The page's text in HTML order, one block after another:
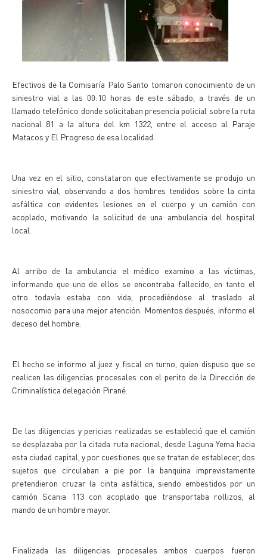
Efectivos de la Comisaría Palo Santo tomaron conocimiento de un
siniestro vial a las 00:10 horas de este sábado, a través de un
llamado telefónico donde solicitaban presencia policial sobre la ruta
nacional 81 a la altura del km 1322, entre el acceso al Paraje
Matacos y El Progreso de esa localidad.
Una vez en el sitio, constataron que efectivamente se produjo un
siniestro vial, observando a dos hombres tendidos sobre la cinta
asfáltica con evidentes lesiones en el cuerpo y un camión con
acoplado, motivando la solicitud de una ambulancia del hospital
local.
Al arribo de la ambulancia el médico examino a las víctimas,
informando que uno de ellos se encontraba fallecido, en tanto el
otro todavía estaba con vida, procediéndose al traslado al
nosocomio para una mejor atención. Momentos después, informo el
deceso del hombre.
El hecho se informo al juez y fiscal en turno, quien dispuso que se
realicen las diligencias procesales con el perito de la Dirección de
Criminalística delegación Pirané.
De las diligencias y pericias realizadas se estableció que el camión
se desplazaba por la citada ruta nacional, desde Laguna Yema hacia
esta ciudad capital, y por cuestiones que se tratan de establecer, dos
sujetos que circulaban a pie por la banquina imprevistamente
pretendieron cruzar la cinta asfáltica, siendo embestidos por un
camión Scania 113 con acoplado que transportaba rollizos, al
mando de un hombre mayor.
Finalizada las diligencias procesales ambos cuerpos fueron